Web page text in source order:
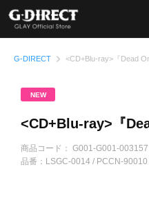
G-DIRECT <CD+Blu-ray>『Dead Or
NEW
<CD+Blu-ray>『
商品コード： G001-G001-003157
品番： LSGC-0014 / PCCN-90010